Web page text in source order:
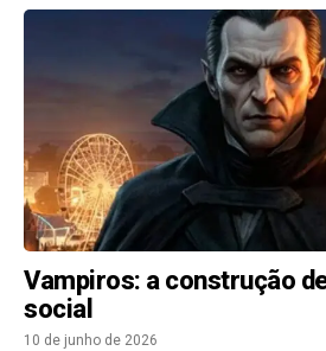
Vampiros: a construção
social
10 de junho de 2026